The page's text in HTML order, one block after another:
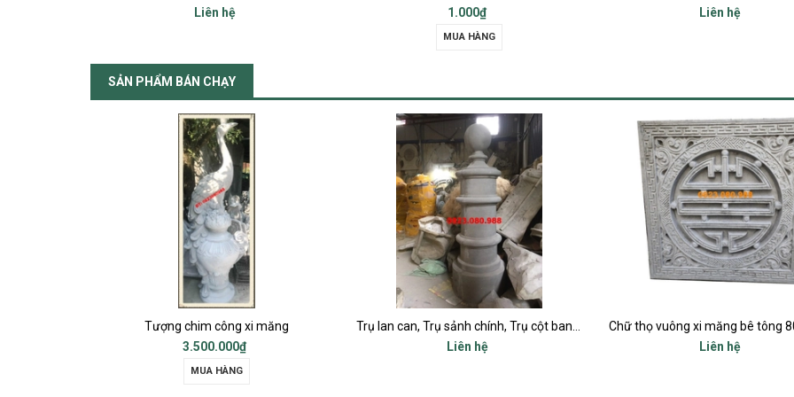
1.000₫
Liên hệ
Liên hệ
SẢN PHẨM BÁN CHẠY
Liên hệ
Chữ thọ vuông xi măng bê tông 80x80cm
Liên hệ
Liên hệ